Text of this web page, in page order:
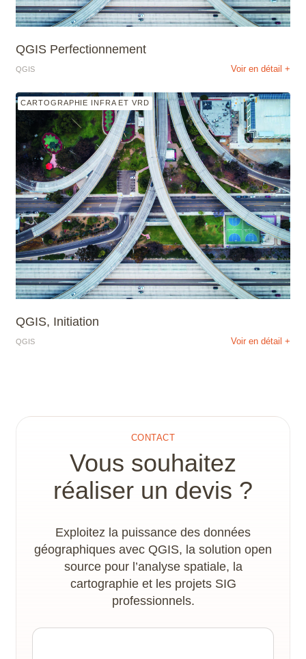
QGIS Perfectionnement
QGIS Voir en détail +
CARTOGRAPHIE INFRA ET VRD
QGIS, Initiation
QGIS Voir en détail +
CONTACT
Vous souhaitez
réaliser un devis ?
Exploitez la puissance des données
géographiques avec QGIS, la solution open
source pour l’analyse spatiale, la
cartographie et les projets SIG
professionnels.